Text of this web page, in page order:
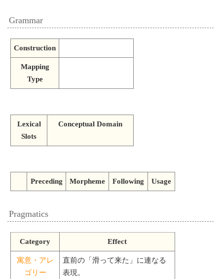
Grammar
Construction
Mapping
Type
Lexical
Slots
Conceptual Domain
Preceding Morpheme Following Usage
Pragmatics
Category Effect
寓意・アレ
ゴリー
直前の「滑って来た」に連なる
表現。